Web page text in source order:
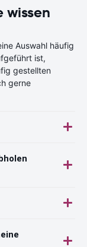
wissen
Auswahl häufig
ist,
gestellten
gerne